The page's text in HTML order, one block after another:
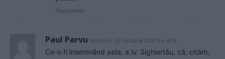
Răspundeți
Paul Parvu miercuri, 20 ianuarie 2021 La 4.19
Ce-o fi însemnând asta, a lu’ Sighiartău, că, cităm,